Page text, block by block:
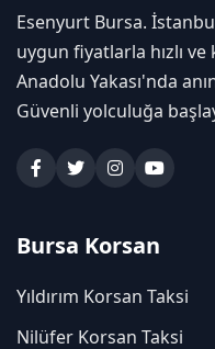
Esenyurt Bursa.
uygun fiyatlarla hızlı
Anadolu Yakası'nda
Güvenli yolculuğa
Bursa Korsan
Yıldırım Korsan Taksi
Nilüfer Korsan Taksi